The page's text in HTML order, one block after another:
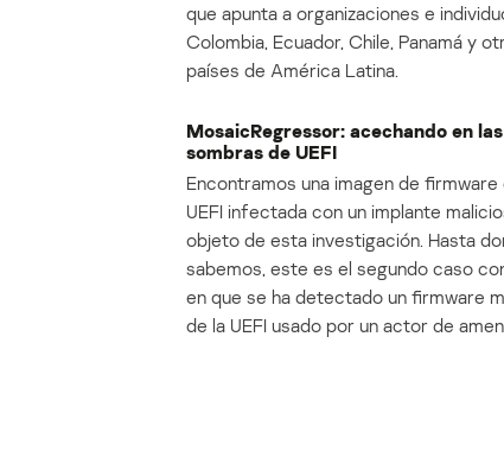
que apunta a organizaciones e
Colombia, Ecuador, Chile, Panamá y
países de América Latina.
MosaicRegressor: acechando en las
sombras de UEFI
Encontramos una imagen de firmware
UEFI infectada con un implante
objeto de esta investigación. Hasta
sabemos, este es el segundo caso
en que se ha detectado un firmware
de la UEFI usado por un actor de